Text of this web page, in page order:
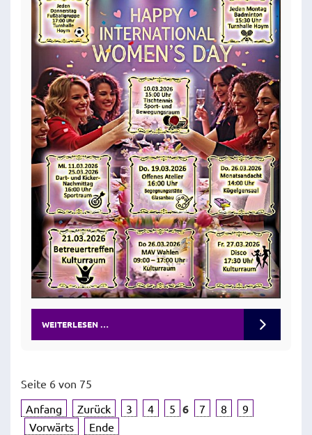
WEITERLESEN …
Seite 6 von 75
Anfang
Zurück 3 4 5 6 7 8
9
Vorwärts
Ende